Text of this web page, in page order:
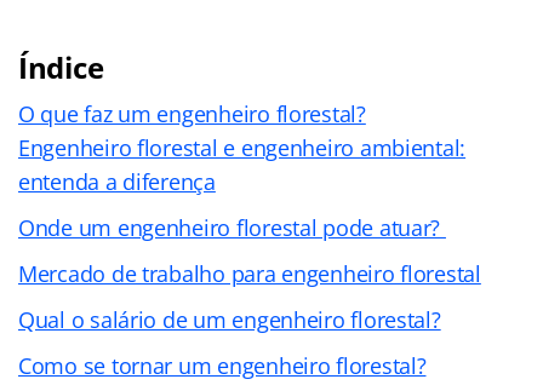
Índice
O que faz um engenheiro florestal?
Engenheiro florestal e engenheiro ambiental:
entenda a diferença
Onde um engenheiro florestal pode atuar?
Mercado de trabalho para engenheiro florestal
Qual o salário de um engenheiro florestal?
Como se tornar um engenheiro florestal?